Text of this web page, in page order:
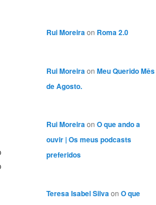
Rui Moreiraon Roma 2.0
Rui Moreiraon Meu Querido Mês
de Agosto.
Rui Moreiraon O que ando a
ouvir | Os meus podcasts
preferidos
Teresa Isabel Silva on O que